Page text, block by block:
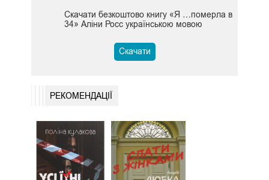
Скачати безкоштово книгу «Я …померла в
34» Аліни Росс українською мовою
Скачати
РЕКОМЕНДАЦІЇ